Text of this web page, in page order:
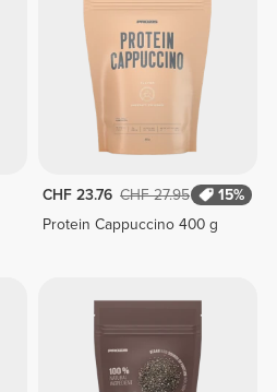
CHF 23.76 CHF 27.95
15%
Protein Cappuccino 400 g